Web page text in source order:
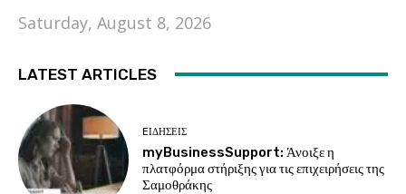
Saturday, August 8, 2026
LATEST ARTICLES
EΙΔΗΣΕΙΣ
myBusinessSupport: Άνοιξε η
πλατφόρμα στήριξης για τις επιχειρήσεις της
Σαμοθράκης